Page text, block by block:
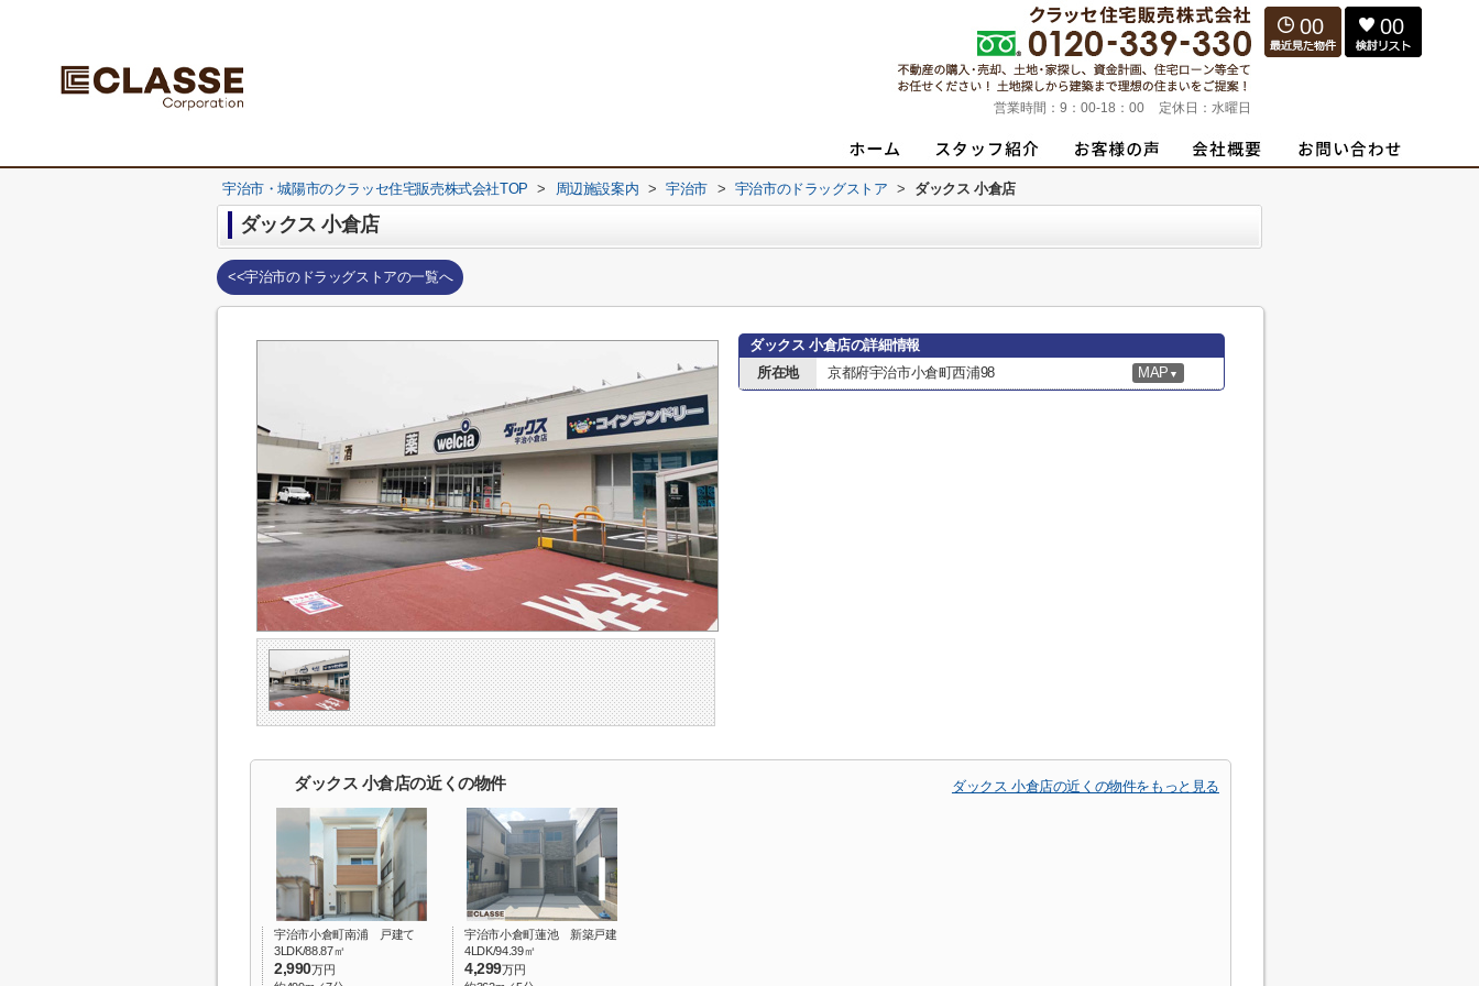
営業時間： 9：00-18：00 定休日： 水曜日
00 00
宇治市・城陽市のクラッセ住宅販売株式会社TOP > 周辺施設案内 > 宇治市 > 宇治市のドラッグストア > ダックス 小倉店
ダックス 小倉店
<<宇治市のドラッグストアの一覧へ
ダックス 小倉店の詳細情報
所在地
京都府宇治市小倉町西浦98 MAP ▼
ダックス 小倉店の近くの物件 ダックス 小倉店の近くの物件をもっと見る
宇治市小倉町南浦 戸建て
3LDK/88.87㎡
2,990万円
宇治市小倉町蓮池 新築戸建
4LDK/94.39㎡
4,299万円